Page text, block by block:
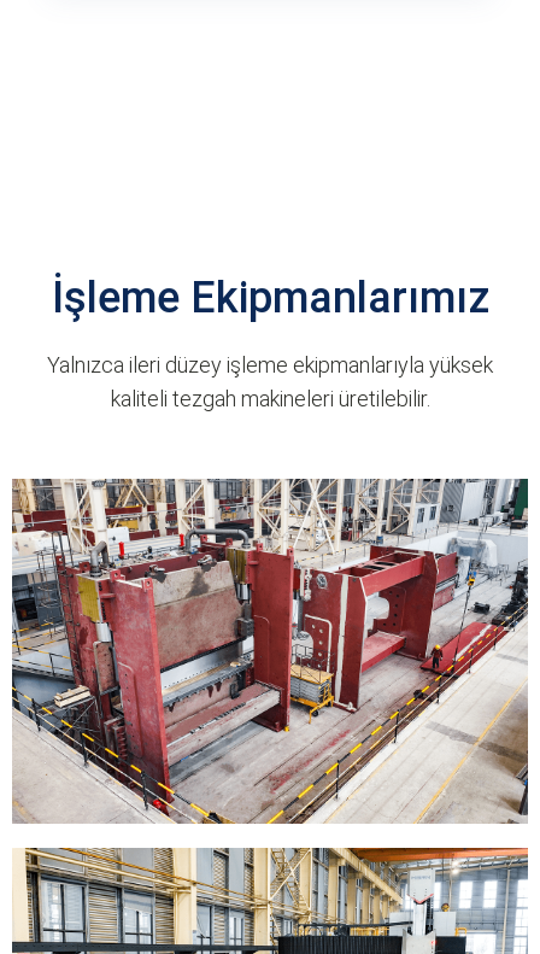
İşleme Ekipmanlarımız
Yalnızca ileri düzey işleme ekipmanlarıyla yüksek
kaliteli tezgah makineleri üretilebilir.